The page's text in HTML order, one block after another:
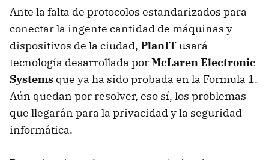
Ante la falta de protocolos estandarizados para
conectar la ingente cantidad de máquinas y
dispositivos de la ciudad, PlanITusará
tecnología desarrollada porMcLaren Electronic
Systems que ya ha sido probada en la Formula 1.
Aún quedan por resolver, eso sí, los problemas
que llegarán para la privacidad y la seguridad
informática.